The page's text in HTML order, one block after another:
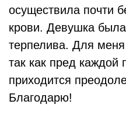
осуществила почти
крови. Девушка
терпелива. Для
так как пред каждой
приходится
Благодарю!